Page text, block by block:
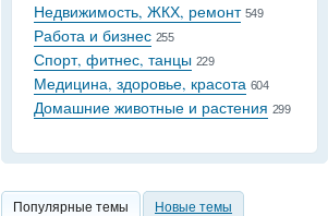
Недвижимость, ЖКХ, ремонт 549
Работа и бизнес 255
Спорт, фитнес, танцы 229
Медицина, здоровье, красота 604
Домашние животные и растения 299
Популярные темы Новые темы